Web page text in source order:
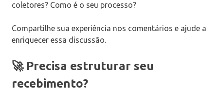
coletores? Como é o seu processo?
Compartilhe sua experiência nos comentários e ajude a
enriquecer essa discussão.
🚀 Precisa estruturar seu
recebimento?